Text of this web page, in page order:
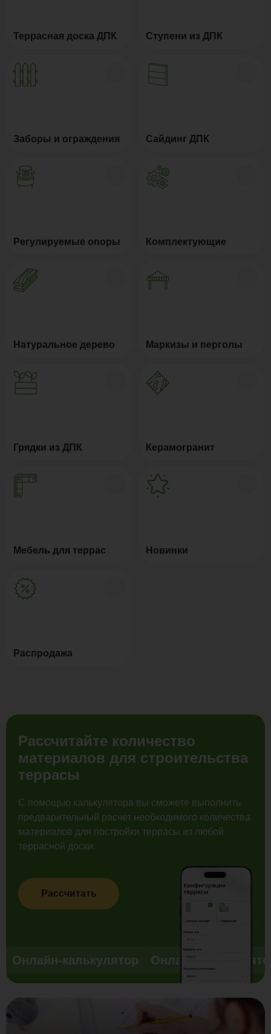
Террасная доска ДПК Ступени из ДПК
Заборы и ограждения Сайдинг ДПК
Регулируемые опоры Комплектующие
Натуральное дерево Маркизы и перголы
Грядки из ДПК Керамогранит
Мебель для террас Новинки
Распродажа
Рассчитайте количество
материалов для строительства
террасы
С помощью калькулятора вы сможете выполнить
предварительный расчет необходимого количества
материалов для постройки террасы из любой
террасной доски.
Рассчитать
Онлайн-калькулятор Онлайн-